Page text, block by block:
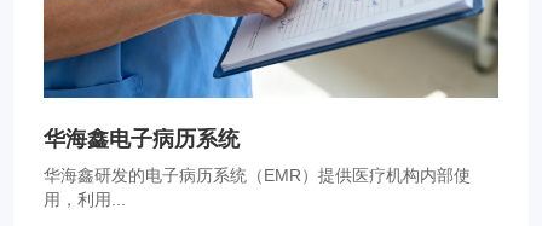
华海鑫电子病历系统
华海鑫研发的电子病历系统（EMR）提供医疗机构内部使
用，利用...